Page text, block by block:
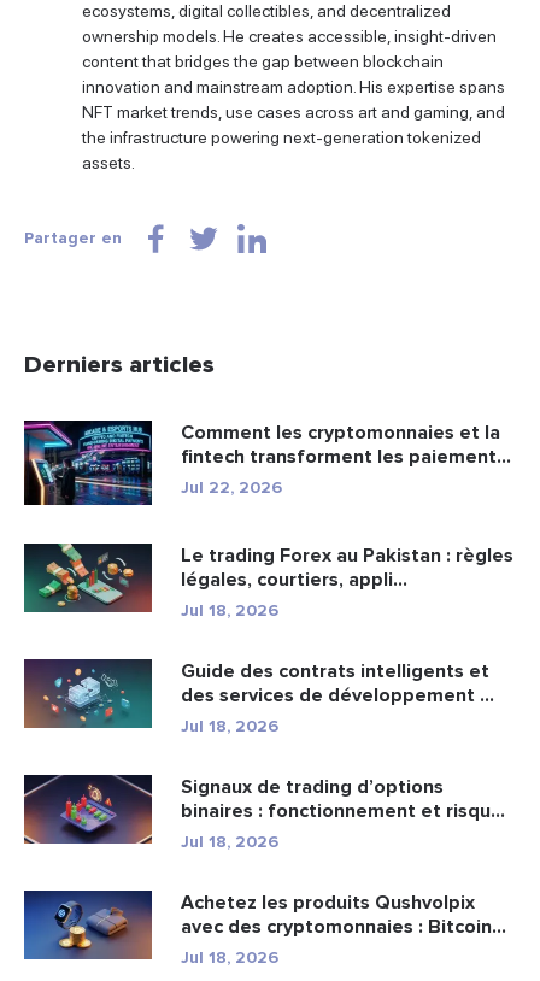
ecosystems, digital collectibles, and decentralized
ownership models. He creates accessible, insight-driven
content that bridges the gap between blockchain
innovation and mainstream adoption. His expertise spans
NFT market trends, use cases across art and gaming, and
the infrastructure powering next-generation tokenized
assets.
Partager en
Derniers articles
Comment les cryptomonnaies et la
fintech transforment les paiement...
Jul 22, 2026
Le trading Forex au Pakistan : règles
légales, courtiers, appli...
Jul 18, 2026
Guide des contrats intelligents et
des services de développement ...
Jul 18, 2026
Signaux de trading d’options
binaires : fonctionnement et risqu...
Jul 18, 2026
Achetez les produits Qushvolpix
avec des cryptomonnaies : Bitcoin...
Jul 18, 2026